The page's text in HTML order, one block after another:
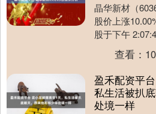
晶华新材（
股价上涨
股于下午
涨停6次，封....
查看：
盈禾配资平
私生活被扒
处境一样